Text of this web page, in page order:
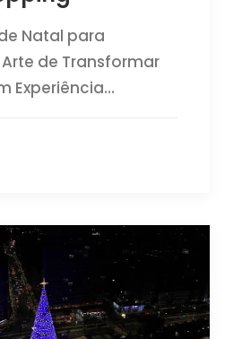
Natal para
de Transformar
Experiência…